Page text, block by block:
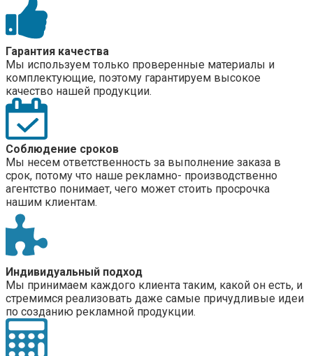
Гарантия качества
Мы используем только проверенные материалы и
комплектующие, поэтому гарантируем высокое
качество нашей продукции.
Соблюдение сроков
Мы несем ответственность за выполнение заказа в
срок, потому что наше рекламно- производственно
агентство понимает, чего может стоить просрочка
нашим клиентам.
Индивидуальный подход
Мы принимаем каждого клиента таким, какой он есть, и
стремимся реализовать даже самые причудливые идеи
по созданию рекламной продукции.